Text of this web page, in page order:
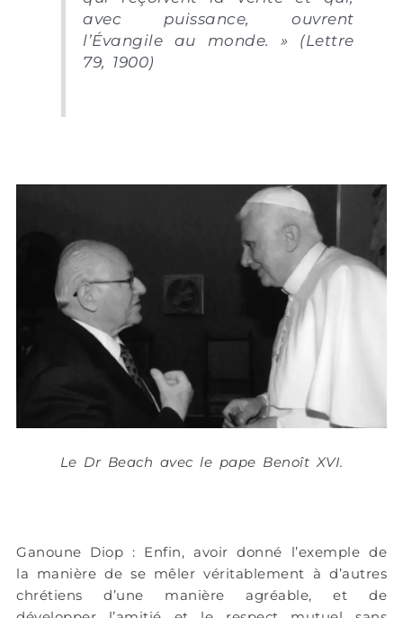
avec puissance, ouvrent
l’Évangile au monde. » (Lettre
79, 1900)
Le Dr Beach avec le pape Benoît XVI.
Ganoune Diop : Enfin, avoir donné l’exemple de
la manière de se mêler véritablement à d’autres
chrétiens d’une manière agréable, et de